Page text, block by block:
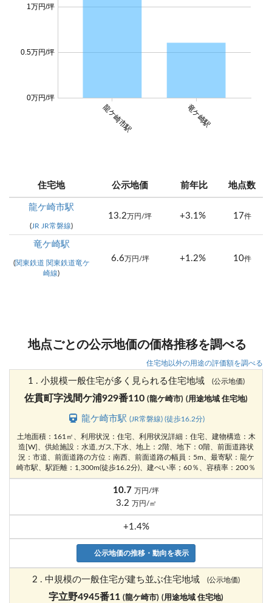
龍ケ崎市駅 竜ケ崎駅
0万円/坪
0.5万円/坪
1万円/坪
住宅地 公示地価 前年比 地点数
龍ケ崎市駅
(JR JR常磐線)
13.2 万円/坪 +3.1% 17件
竜ケ崎駅
(関東鉄道 関東鉄道竜ケ
崎線)
6.6 万円/坪 +1.2% 10件
地点ごとの公示地価の価格推移を調べる
住宅地以外の用途の評価額を調べる
1 . 小規模一般住宅が多く見られる住宅地域 (公示地価)
佐貫町字浅間ケ浦929番110 (龍ケ崎市) (用途地域 住宅地)
龍ケ崎市駅(JR常磐線) (徒歩16.2分)
土地面積：161㎡、利用状況：住宅、利用状況詳細：住宅、建物構造：木
造[W]、供給施設：水道,ガス,下水、地上：2階、地下：0階、前面道路状
況：市道、前面道路の方位：南西、前面道路の幅員：5m、最寄駅：龍ケ
崎市駅、駅距離：1,300m(徒歩16.2分)、建ぺい率；60％、容積率：200％
10.7 万円/坪
3.2 万円/㎡
+1.4%
公示地価の推移・動向を表示
2 . 中規模の一般住宅が建ち並ぶ住宅地域 (公示地価)
字立野4945番11 (龍ケ崎市) (用途地域 住宅地)